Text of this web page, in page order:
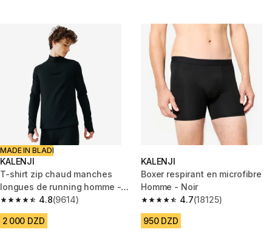
MADE IN BLADI
KALENJI
T-shirt zip chaud manches
longues de running homme -
kiprun run 100 warm noir
4.8
4.8 out of 5 stars from 9614 reviews
(9614)
2 000 DZD
KALENJI
Boxer respirant en microfibre
Homme - Noir
4.7
4.7 out of 5 stars from 18125
(18125)
950 DZD